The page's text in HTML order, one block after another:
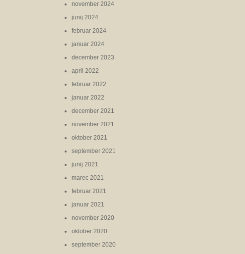
november 2024
junij 2024
februar 2024
januar 2024
december 2023
april 2022
februar 2022
januar 2022
december 2021
november 2021
oktober 2021
september 2021
junij 2021
marec 2021
februar 2021
januar 2021
november 2020
oktober 2020
september 2020